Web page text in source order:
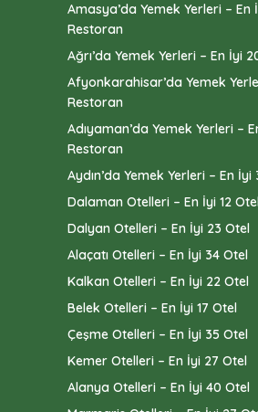
Amasya’da Yemek Yerleri – En
Restoran
Ağrı’da Yemek Yerleri – En İyi
Afyonkarahisar’da Yemek
Restoran
Adıyaman’da Yemek Yerleri –
Restoran
Aydın’da Yemek Yerleri – En
Dalaman Otelleri – En İyi 12 Otel
Dalyan Otelleri – En İyi 23 Otel
Alaçatı Otelleri – En İyi 34 Otel
Kalkan Otelleri – En İyi 22 Otel
Belek Otelleri – En İyi 17 Otel
Çeşme Otelleri – En İyi 35 Otel
Kemer Otelleri – En İyi 27 Otel
Alanya Otelleri – En İyi 40 Otel